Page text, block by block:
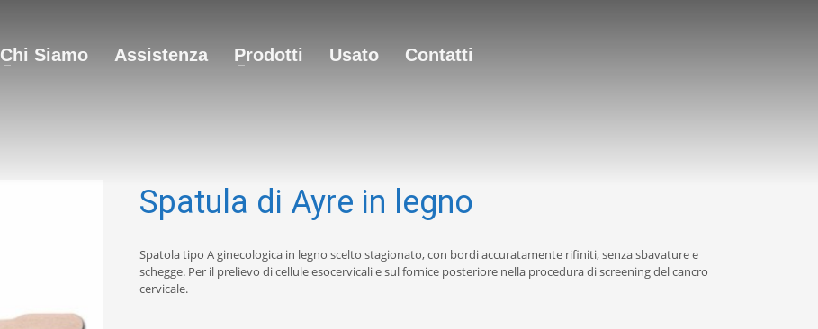
Chi Siamo Assistenza Prodotti Usato Contatti
Spatula di Ayre in legno
Spatola tipo A ginecologica in legno scelto stagionato, con bordi accuratamente rifiniti, senza sbavature e
schegge. Per il prelievo di cellule esocervicali e sul fornice posteriore nella procedura di screening del cancro
cervicale.